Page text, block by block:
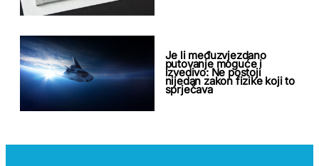
Je li međuzvjezdano
putovanje moguće i
izvedivo: Ne postoji
nijedan zakon fizike koji to
sprječava